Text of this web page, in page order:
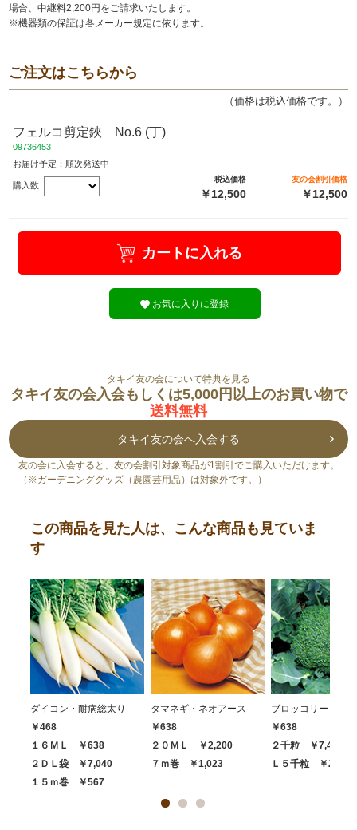
場合、中継料2,200円をご請求いたします。
※機器類の保証は各メーカー規定に依ります。
ご注文はこちらから
（価格は税込価格です。）
フェルコ剪定鋏 No.6 (丁)
09736453
お届け予定：順次発送中
購入数
税込価格
￥12,500
友の会割引価格
￥12,500
カートに入れる
お気に入りに登録
タキイ友の会について特典を見る
タキイ友の会入会もしくは5,000円以上のお買い物で
送料無料
タキイ友の会へ入会する
友の会に入会すると、友の会割引対象商品が1割引でご購入いただけます。
（※ガーデニンググッズ（農園芸用品）は対象外です。）
この商品を見た人は、こんな商品も見ていま
す
ダイコン・耐病総太り
￥468
１６ＭＬ ￥638
２ＤＬ袋 ￥7,040
１５ｍ巻 ￥567
タマネギ・ネオアース
￥638
２０ＭＬ ￥2,200
７ｍ巻 ￥1,023
ブロッコリー・ハ
￥638
２千粒 ￥7,480
Ｌ５千粒 ￥